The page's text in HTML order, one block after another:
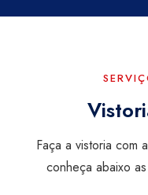
Faça a vistoria com
conheça abaixo